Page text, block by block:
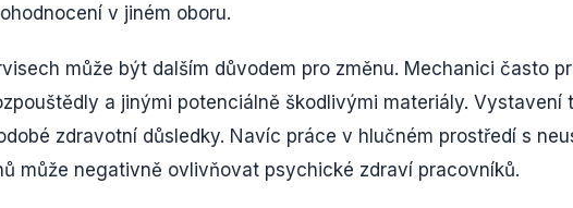
v jiném oboru.
může být dalším důvodem pro změnu. Mechanici často
a jinými potenciálně škodlivými materiály. Vystavení
zdravotní důsledky. Navíc práce v hlučném prostředí s
může negativně ovlivňovat psychické zdraví pracovníků.